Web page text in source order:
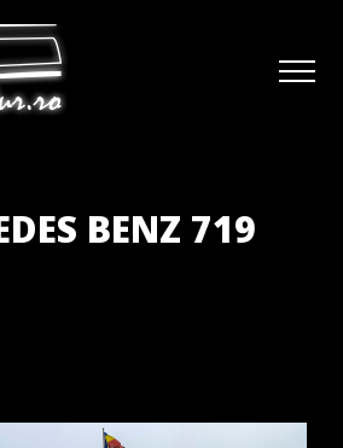
BENZ 719